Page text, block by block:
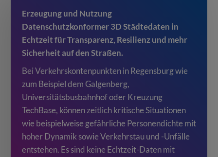
Erzeugung und Nutzung
Datenschutzkonformer 3D Städtedaten in
Echtzeit für Transparenz, Resilienz und mehr
Sicherheit auf den Straßen.
Bei Verkehrskontenpunkten in Regensburg wie
zum Beispiel dem Galgenberg,
Universitätsbusbahnhof oder Kreuzung
TechBase, können zeitlich kritische Situationen
wie beispielweise gefährliche Personendichte mit
hoher Dynamik sowie Verkehrstau und -Unfälle
entstehen. Es sind keine Echtzeit-Daten mit